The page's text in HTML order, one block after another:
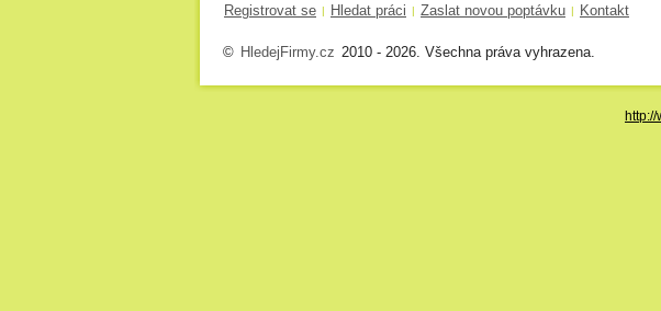
Registrovat se | Hledat práci | Zaslat novou poptávku | Kontakt
© HledejFirmy.cz 2010 - 2026. Všechna práva vyhrazena.
http://